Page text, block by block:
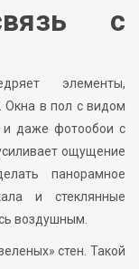
с
элементы,
Окна в пол с видом
и даже фотообои с
ощущение
панорамное
и стеклянные
воздушным.
стен. Такой